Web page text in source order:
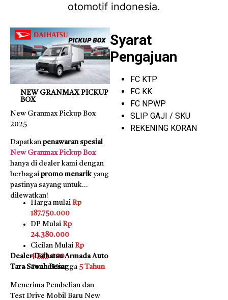
otomotif indonesia.
NEW GRANMAX PICKUP
BOX
New Granmax Pickup Box
2025
Dapatkan penawaran spesial
New Granmax Pickup Box
hanya di dealer kami dengan
berbagai promo menarik yang
pastinya sayang untuk
dilewatkan!
Harga mulai Rp
187.750.000
DP Mulai Rp
24.380.000
Cicilan Mulai Rp
4.533.000
Tenor Hingga 5 Tahun
Dealer Daihatsu Armada Auto
Tara Sawah Besar
Menerima Pembelian dan
Test Drive Mobil Baru New
Syarat
Pengajuan
FC KTP
FC KK
FC NPWP
SLIP GAJI / SKU
REKENING KORAN